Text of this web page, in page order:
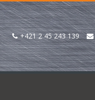
+421 2 45 243 139